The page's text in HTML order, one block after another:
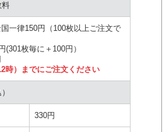
料
一律150円（100枚以上ご注文で
枚毎に＋100円）
時）までにご注文ください
330円